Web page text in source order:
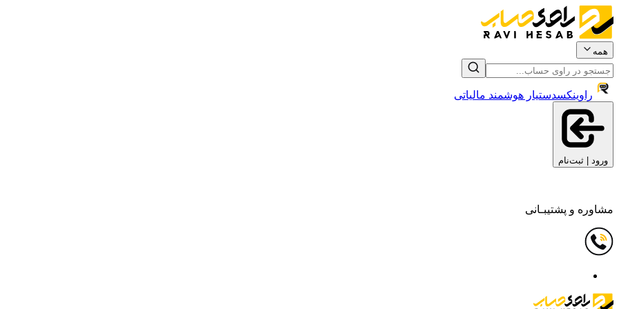
همه
راوینکسدستیار هوشمند مالیاتی
ورود | ثبت‌نام
مشاوره و پشتیبـانی